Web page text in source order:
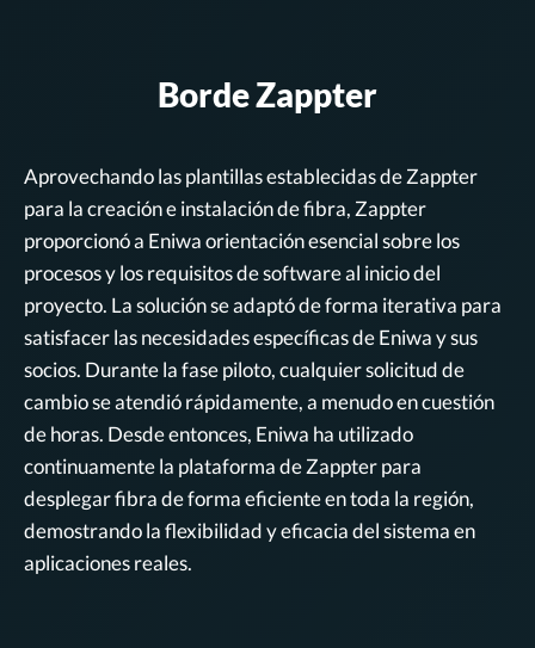
Borde Zappter
Aprovechando las plantillas establecidas de Zappter
para la creación e instalación de fibra, Zappter
proporcionó a Eniwa orientación esencial sobre los
procesos y los requisitos de software al inicio del
proyecto. La solución se adaptó de forma iterativa para
satisfacer las necesidades específicas de Eniwa y sus
socios. Durante la fase piloto, cualquier solicitud de
cambio se atendió rápidamente, a menudo en cuestión
de horas. Desde entonces, Eniwa ha utilizado
continuamente la plataforma de Zappter para
desplegar fibra de forma eficiente en toda la región,
demostrando la flexibilidad y eficacia del sistema en
aplicaciones reales.